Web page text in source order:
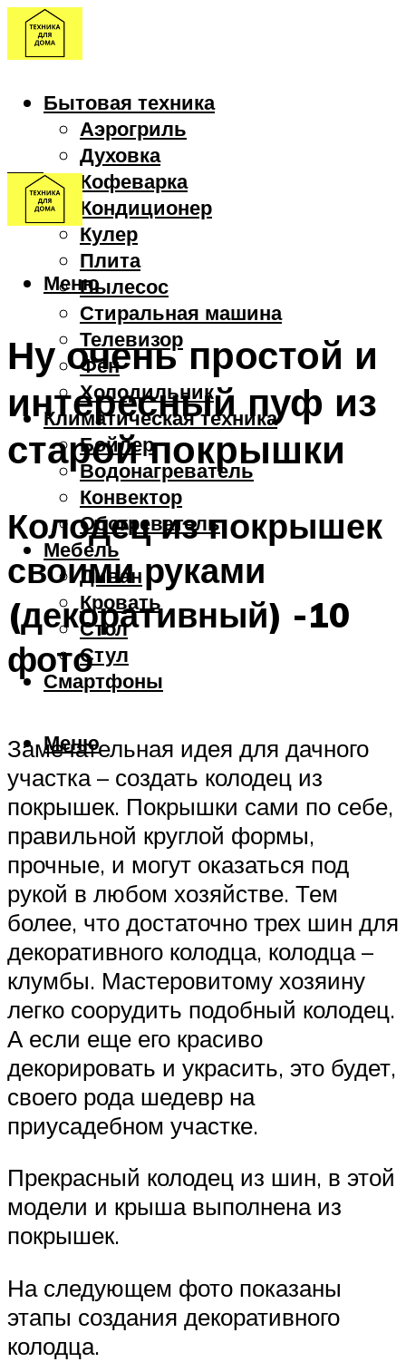
Бытовая техника
Аэрогриль
Духовка
Кофеварка
Кондиционер
Кулер
Плита
Пылесос
Стиральная машина
Телевизор
Фен
Холодильник
Климатическая техника
Бойлер
Водонагреватель
Конвектор
Обогреватель
Мебель
Диван
Кровать
Стол
Стул
Смартфоны
Меню
Меню
Ну очень простой и
интересный пуф из
старой покрышки
Колодец из покрышек
своими руками
(декоративный) -10
фото
Замечательная идея для дачного
участка – создать колодец из
покрышек. Покрышки сами по себе,
правильной круглой формы,
прочные, и могут оказаться под
рукой в любом хозяйстве. Тем
более, что достаточно трех шин для
декоративного колодца, колодца –
клумбы. Мастеровитому хозяину
легко соорудить подобный колодец.
А если еще его красиво
декорировать и украсить, это будет,
своего рода шедевр на
приусадебном участке.
Прекрасный колодец из шин, в этой
модели и крыша выполнена из
покрышек.
На следующем фото показаны
этапы создания декоративного
колодца.